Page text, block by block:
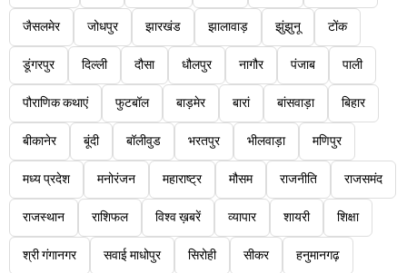
जैसलमेर जोधपुर झारखंड झालावाड़ झुंझुनू टोंक
डूंगरपुर दिल्ली दौसा धौलपुर नागौर पंजाब पाली
पौराणिक कथाएं फुटबॉल बाड़मेर बारां बांसवाड़ा बिहार
बीकानेर बूंदी बॉलीवुड भरतपुर भीलवाड़ा मणिपुर
मध्य प्रदेश मनोरंजन महाराष्ट्र मौसम राजनीति राजसमंद
राजस्थान राशिफल विश्व ख़बरें व्यापार शायरी शिक्षा
श्री गंगानगर सवाई माधोपुर सिरोही सीकर हनुमानगढ़